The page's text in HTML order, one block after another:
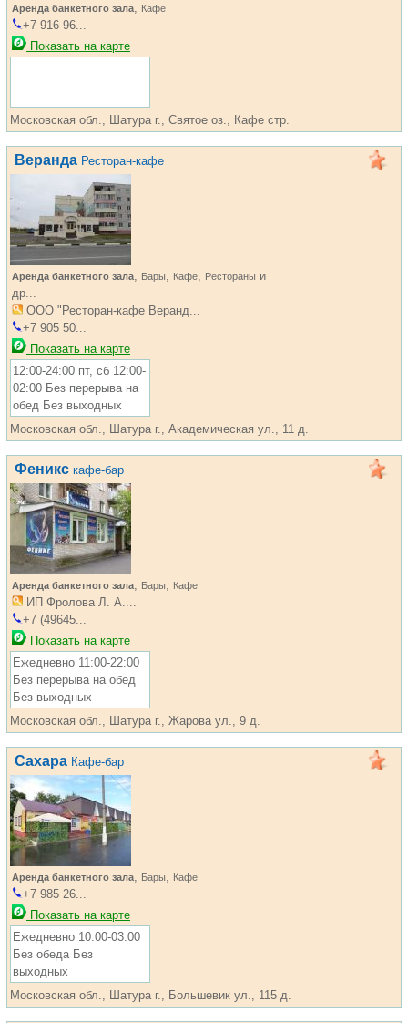
Аренда банкетного зала, Кафе
+7 916 96...
Показать на карте
Московская обл., Шатура г., Святое оз., Кафе стр.
Веранда Ресторан-кафе
Аренда банкетного зала, Бары, Кафе, Рестораны и
др...
ООО "Ресторан-кафе Веранд...
+7 905 50...
Показать на карте
12:00-24:00 пт, сб 12:00-
02:00 Без перерыва на
обед Без выходных
Московская обл., Шатура г., Академическая ул., 11 д.
Феникс кафе-бар
Аренда банкетного зала, Бары, Кафе
ИП Фролова Л. А....
+7 (49645...
Показать на карте
Ежедневно 11:00-22:00
Без перерыва на обед
Без выходных
Московская обл., Шатура г., Жарова ул., 9 д.
Сахара Кафе-бар
Аренда банкетного зала, Бары, Кафе
+7 985 26...
Показать на карте
Ежедневно 10:00-03:00
Без обеда Без
выходных
Московская обл., Шатура г., Большевик ул., 115 д.